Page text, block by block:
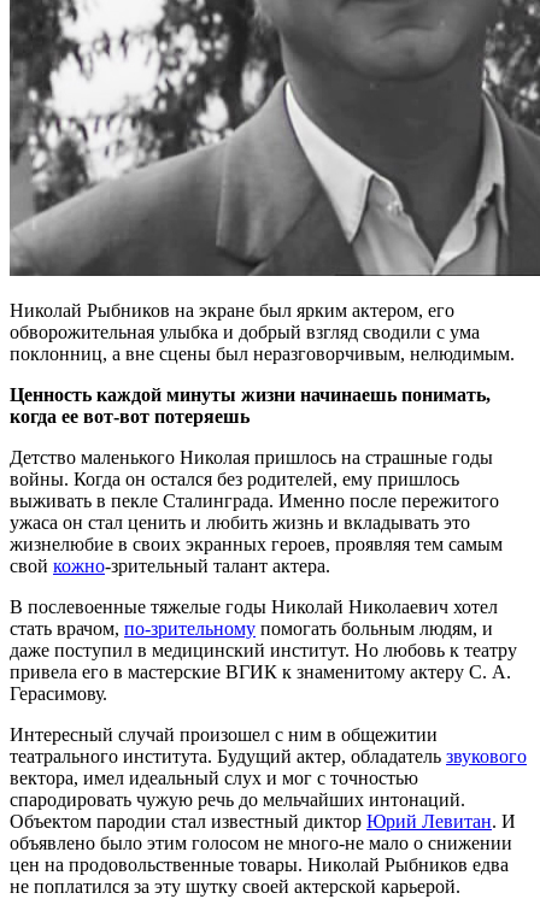
Николай Рыбников на экране был ярким актером, его
обворожительная улыбка и добрый взгляд сводили с ума
поклонниц, а вне сцены был неразговорчивым, нелюдимым.
Ценность каждой минуты жизни начинаешь понимать,
когда ее вот-вот потеряешь
Детство маленького Николая пришлось на страшные годы
войны. Когда он остался без родителей, ему пришлось
выживать в пекле Сталинграда. Именно после пережитого
ужаса он стал ценить и любить жизнь и вкладывать это
жизнелюбие в своих экранных героев, проявляя тем самым
свой кожно-зрительный талант актера.
В послевоенные тяжелые годы Николай Николаевич хотел
стать врачом, по-зрительному помогать больным людям, и
даже поступил в медицинский институт. Но любовь к театру
привела его в мастерские ВГИК к знаменитому актеру С. А.
Герасимову.
Интересный случай произошел с ним в общежитии
театрального института. Будущий актер, обладатель звукового
вектора, имел идеальный слух и мог с точностью
спародировать чужую речь до мельчайших интонаций.
Объектом пародии стал известный диктор Юрий Левитан. И
объявлено было этим голосом не много-не мало о снижении
цен на продовольственные товары. Николай Рыбников едва
не поплатился за эту шутку своей актерской карьерой.